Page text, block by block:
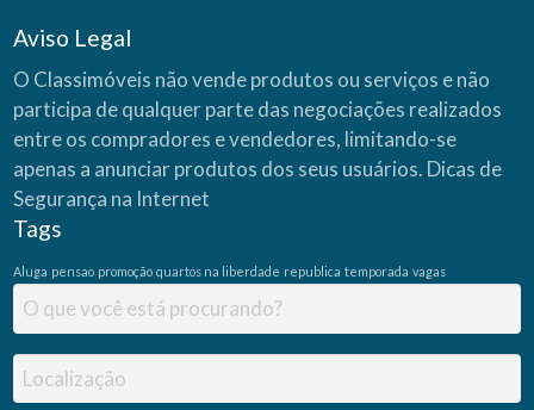
Aviso Legal
O Classimóveis não vende produtos ou serviços e não
participa de qualquer parte das negociações realizados
entre os compradores e vendedores, limitando-se
apenas a anunciar produtos dos seus usuários. Dicas de
Segurança na Internet
Tags
Aluga pensao promoção quartos na liberdade republica temporada vagas